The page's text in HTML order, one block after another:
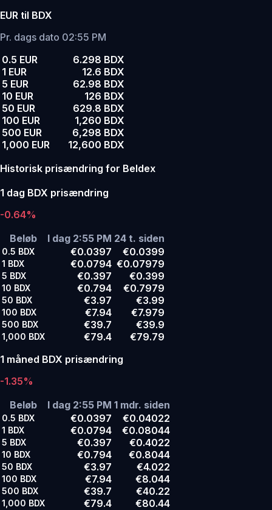
EUR til BDX
Pr. dags dato 02:55 PM
0.5 EUR
6.298 BDX
1 EUR
12.6 BDX
5 EUR
62.98 BDX
10 EUR
126 BDX
50 EUR
629.8 BDX
100 EUR
1,260 BDX
500 EUR
6,298 BDX
1,000 EUR
12,600 BDX
Historisk prisændring for Beldex
1 dag BDX prisændring
-0.64%
Beløb
I dag 2:55 PM 24 t. siden
0.5 BDX €0.0397 €0.0399
1 BDX €0.0794 €0.07979
5 BDX €0.397 €0.399
10 BDX €0.794 €0.7979
50 BDX €3.97 €3.99
100 BDX €7.94 €7.979
500 BDX €39.7 €39.9
1,000 BDX €79.4
€79.79
1 måned BDX prisændring
-1.35%
Beløb
I dag 2:55 PM 1 mdr. siden
0.5 BDX €0.0397 €0.04022
1 BDX €0.0794 €0.08044
5 BDX €0.397 €0.4022
10 BDX €0.794 €0.8044
50 BDX €3.97 €4.022
100 BDX €7.94 €8.044
500 BDX €39.7 €40.22
1,000 BDX €79.4
€80.44